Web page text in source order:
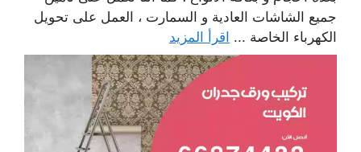
جميع الشاشات العادية و السمارت ، العمل على تحويل
الكهرباء الخاصة ... اقرأ المزيد